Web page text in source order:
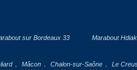
sur Bordeaux 33 Marabout
, Mâcon , Chalon-sur-Saône , Le